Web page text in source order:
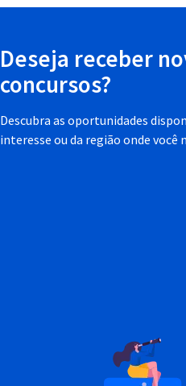
Deseja receber
concursos?
Descubra as oportunidades
interesse ou da região onde você